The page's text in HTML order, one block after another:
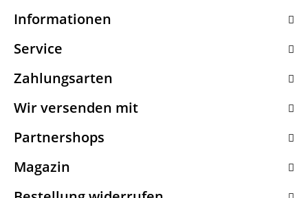
Informationen
Service
Zahlungsarten
Wir versenden mit
Partnershops
Magazin